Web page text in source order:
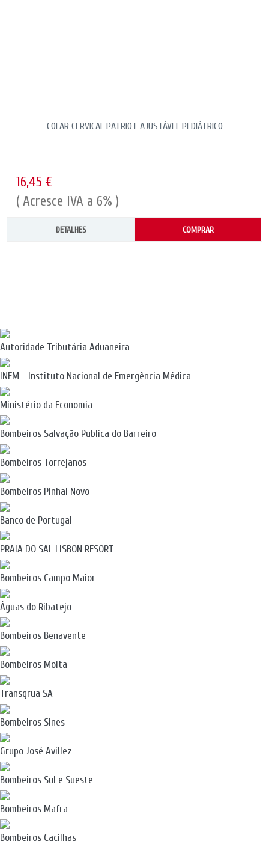
COLAR CERVICAL PATRIOT AJUSTÁVEL PEDIÁTRICO
16,45 €
( Acresce IVA a 6% )
DETALHES COMPRAR
Autoridade Tributária Aduaneira
INEM - Instituto Nacional de Emergência Médica
Ministério da Economia
Bombeiros Salvação Publica do Barreiro
Bombeiros Torrejanos
Bombeiros Pinhal Novo
Banco de Portugal
PRAIA DO SAL LISBON RESORT
Bombeiros Campo Maior
Águas do Ribatejo
Bombeiros Benavente
Bombeiros Moita
Transgrua SA
Bombeiros Sines
Grupo José Avillez
Bombeiros Sul e Sueste
Bombeiros Mafra
Bombeiros Cacilhas